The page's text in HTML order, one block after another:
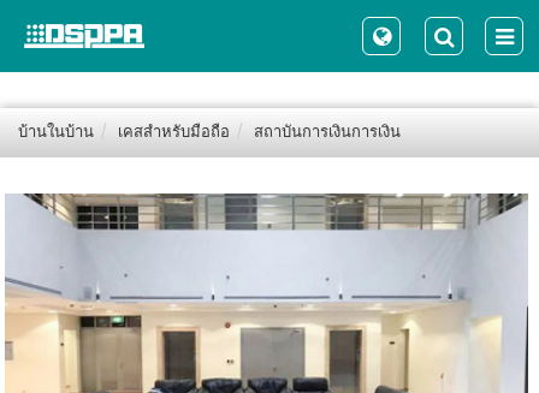
บ้านในบ้าน เคสสำหรับมือถือ สถาบันการเงินการเงิน